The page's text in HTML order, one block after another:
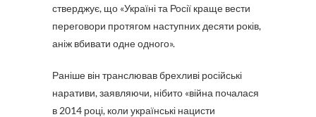
стверджує, що «Україні та Росії краще вести
переговори протягом наступних десяти років,
аніж вбивати одне одного».
Раніше він транслював брехливі російські
наративи, заявляючи, нібито «війна почалася
в 2014 році, коли українські нацисти